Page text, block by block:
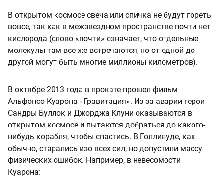
В открытом космосе свеча или спичка не будут гореть
вовсе, так как в межзвездном пространстве почти нет
кислорода (слово «почти» означает, что отдельные
молекулы там все же встречаются, но от одной до
другой могут быть многие миллионы километров).
В октябре 2013 года в прокате прошел фильм
Альфонсо Куарона «Гравитация». Из-за аварии герои
Сандры Буллок и Джорджа Клуни оказываются в
открытом космосе и пытаются добраться до какого-
нибудь корабля, чтобы спастись. В Голливуде, как
обычно, старались изо всех сил, но допустили массу
физических ошибок. Например, в невесомости
Куарона: